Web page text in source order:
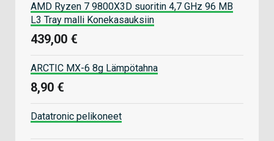
AMD Ryzen 7 9800X3D suoritin 4,7 GHz 96 MB
L3 Tray malli Konekasauksiin
439,00 €
ARCTIC MX-6 8g Lämpötahna
8,90 €
Datatronic pelikoneet